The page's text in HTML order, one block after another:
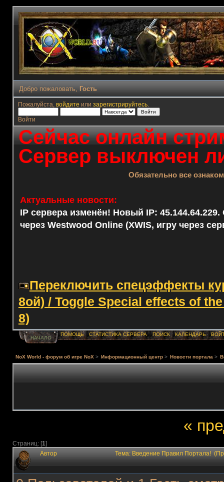
Добро пожаловать, Гость
Пожалуйста, войдите или зарегистрируйтесь.
Войти
Сейчас онлайн
Сервер выключен
Обязательно все
Актуальные новости:
IP сервера изменён! Новый IP: 45.144.64.229.
через Westwood Online (XWIS, игру через
Переключить спецэффекты
8ой) / Toggle Special effects of
8)
НАЧАЛО
ПОМОЩЬ СТАТИСТИКА СЕРВЕРА ПОИСК КАЛЕНДАРЬ
NoX World - форум об игре NoX > Информационный центр > Новости портала >
«
Страниц: [1]
Автор Тема: Введение Правил Портала!